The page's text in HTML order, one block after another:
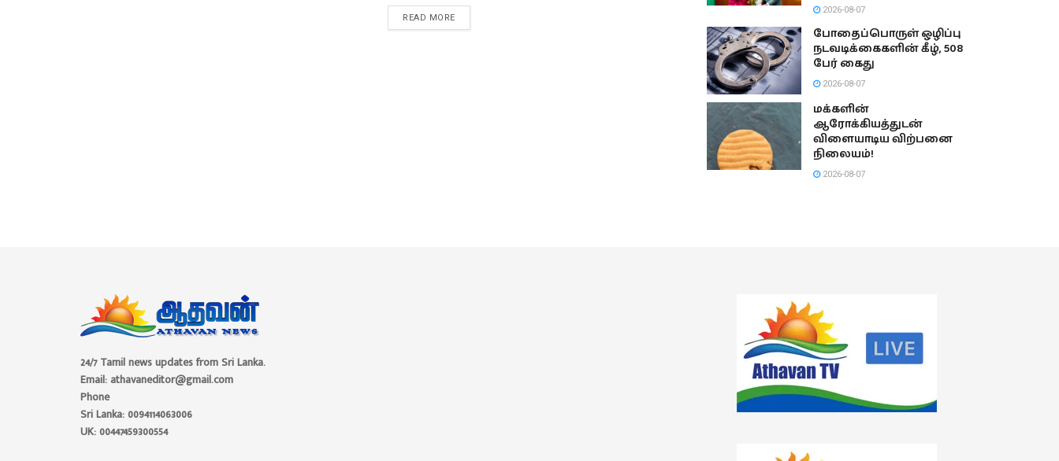
READ MORE
2026-08-07
போதைப்பொருள் ஒழிப்பு
நடவடிக்கைகளின் கீழ், 508
பேர் கைது
2026-08-07
மக்களின்
ஆரோக்கியத்துடன்
விளையாடிய விற்பனை
நிலையம்!
2026-08-07
24/7 Tamil news updates from Sri Lanka.
Email: athavaneditor@gmail.com
Phone
Sri Lanka: 0094114063006
UK: 00447459300554